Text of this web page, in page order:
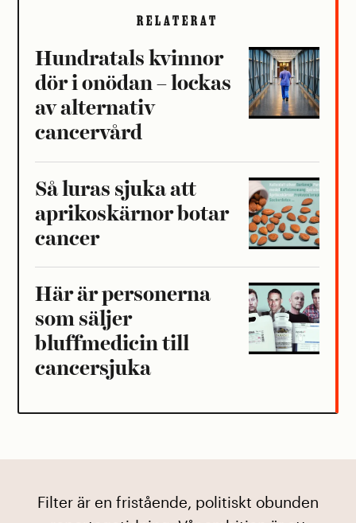
RELATERAT
Hundratals kvinnor
dör i onödan – lockas
av alternativ
cancervård
Så luras sjuka att
aprikoskärnor botar
cancer
Här är personerna
som säljer
bluffmedicin till
cancersjuka
Filter är en fristående, politiskt obunden